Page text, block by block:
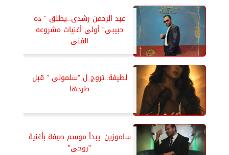
عبد الرحمن رشدى..يطلق ” ده
حبيبى” أولى أغنيات مشروعه
الفنى
لطيفة..تروج ل ”سلمولى ” قبل
طرحها
ساموزين..يبدأ موسم صيفة بأغنية
”روحى”